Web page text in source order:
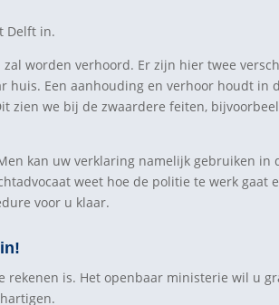
Delft in.
worden verhoord. Er zijn hier twee
huis. Een aanhouding en verhoor houdt in
zien we bij de zwaardere feiten,
kan uw verklaring namelijk gebruiken in
weet hoe de politie te werk gaat
voor u klaar.
is. Het openbaar ministerie wil u